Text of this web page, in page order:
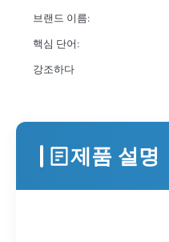
브랜드 이름:
핵심 단어:
강조하다
제품 설명